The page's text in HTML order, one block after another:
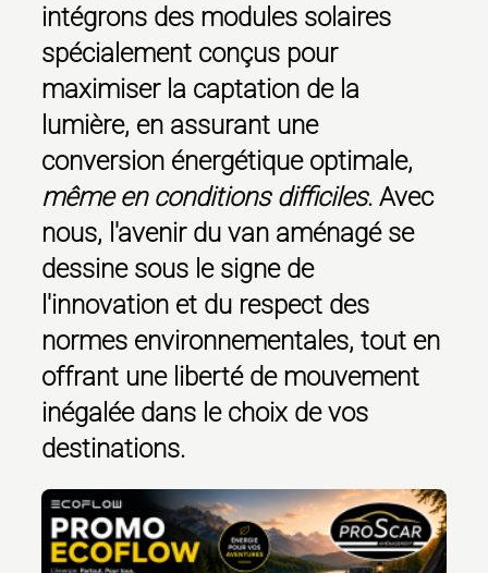
intégrons des modules solaires
spécialement conçus pour
maximiser la captation de la
lumière, en assurant une
conversion énergétique optimale,
même en conditions difficiles. Avec
nous, l'avenir du van aménagé se
dessine sous le signe de
l'innovation et du respect des
normes environnementales, tout en
offrant une liberté de mouvement
inégalée dans le choix de vos
destinations.